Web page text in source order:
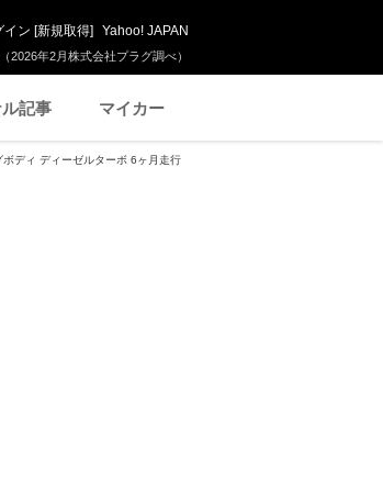
年2月株式会社プラグ調べ）
イン [新規取得] Yahoo! JAPAN
記事 マイカー
ディ ディーゼルターボ 6ヶ月走行